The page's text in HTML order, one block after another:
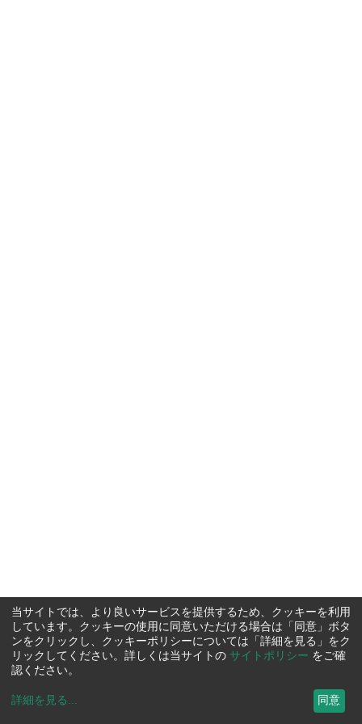
当サイトでは、より良いサービスを提供するため、クッキーを利用
しています。クッキーの使用に同意いただける場合は「同意」ボタ
ンをクリックし、クッキーポリシーについては「詳細を見る」をク
リックしてください。詳しくは当サイトの サイトポリシー をご確
認ください。
詳細を見る ... 同意